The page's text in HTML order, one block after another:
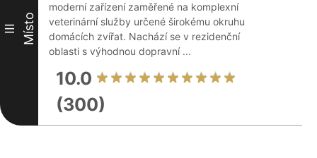
III Místo
moderní zařízení zaměřené na komplexní
veterinární služby určené širokému okruhu
domácích zvířat. Nachází se v rezidenční
oblasti s výhodnou dopravní ...
10.0
(300)